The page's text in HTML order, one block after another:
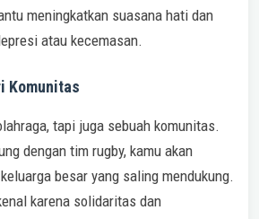
meningkatkan suasana hati dan
atau kecemasan.
Komunitas
tapi juga sebuah komunitas.
dengan tim rugby, kamu akan
besar yang saling mendukung.
karena solidaritas dan